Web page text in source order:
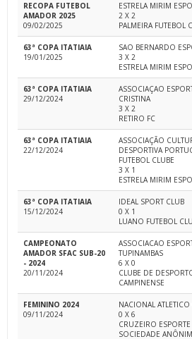
RECOPA FUTEBOL
AMADOR 2025
09/02/2025
ESTRELA MIRIM
2 X 2
PALMEIRA FUTEBOL
63ª COPA ITATIAIA
19/01/2025
SAO BERNARDO
3 X 2
ESTRELA MIRIM
63ª COPA ITATIAIA
29/12/2024
ASSOCIAÇAO
CRISTINA
3 X 2
RETIRO FC
63ª COPA ITATIAIA
22/12/2024
ASSOCIAÇÃO
DESPORTIVA
FUTEBOL CLUBE
3 X 1
ESTRELA MIRIM
63ª COPA ITATIAIA
15/12/2024
IDEAL SPORT CLUB
0 X 1
LUANO FUTEBOL
CAMPEONATO
AMADOR SFAC SUB-20
- 2024
20/11/2024
ASSOCIACAO
TUPINAMBAS
6 X 0
CLUBE DE
CAMPINENSE
FEMININO 2024
09/11/2024
NACIONAL ATLETICO
0 X 6
CRUZEIRO
SOCIEDADE